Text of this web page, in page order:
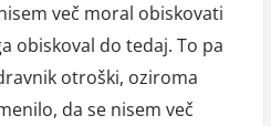
več moral obiskovati
obiskoval do tedaj. To pa
otroški, oziroma
da se nisem več